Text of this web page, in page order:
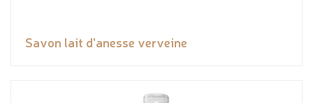
Savon lait d'anesse verveine